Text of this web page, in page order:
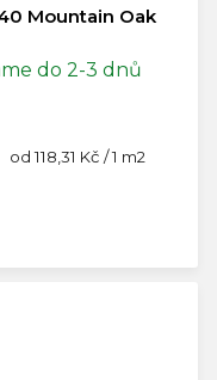
Mountain Oak
do 2-3 dnů
Měrná
od 118,31 Kč / 1 m2